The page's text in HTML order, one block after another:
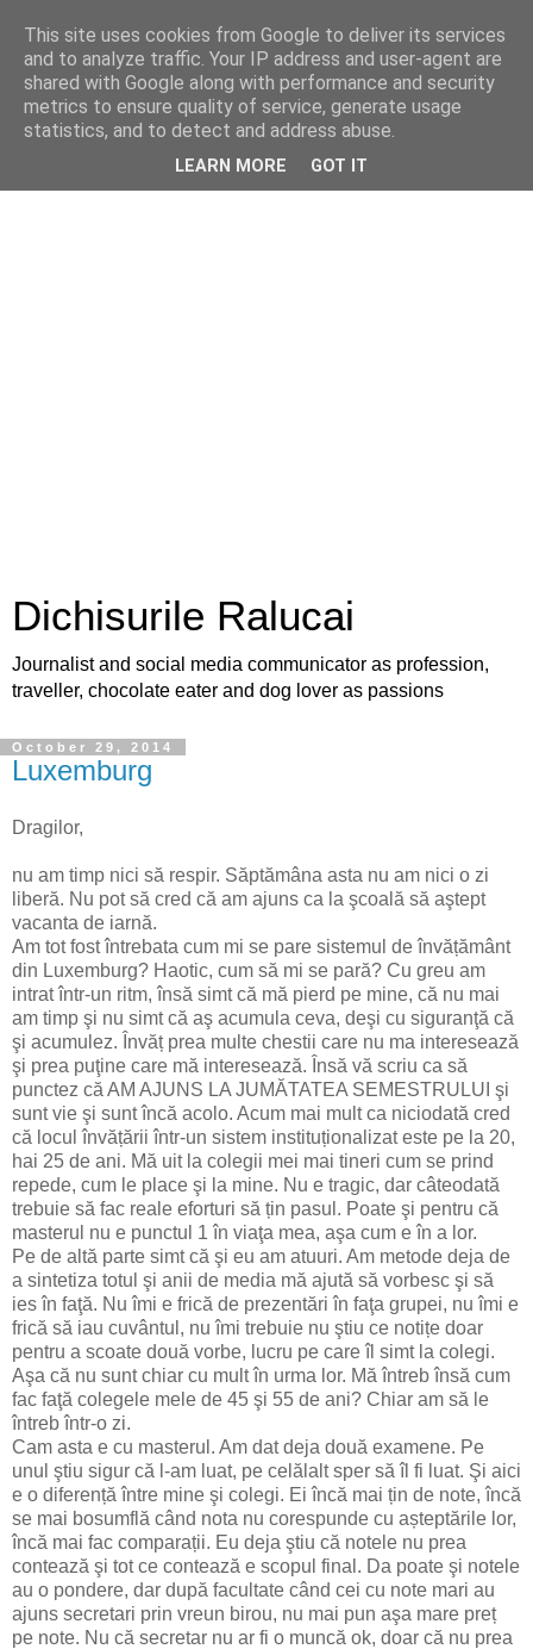
Dichisurile Ralucai
Journalist and social media communicator as profession,
traveller, chocolate eater and dog lover as passions
October 29, 2014
Luxemburg
Dragilor,
nu am timp nici să respir. Săptămâna asta nu am nici o zi
liberă. Nu pot să cred că am ajuns ca la şcoală să aştept
vacanta de iarnă.
Am tot fost întrebata cum mi se pare sistemul de învățământ
din Luxemburg? Haotic, cum să mi se pară? Cu greu am
intrat într-un ritm, însă simt că mă pierd pe mine, că nu mai
am timp şi nu simt că aş acumula ceva, deşi cu siguranţă că
şi acumulez. Învăț prea multe chestii care nu ma interesează
şi prea puţine care mă interesează. Însă vă scriu ca să
punctez că AM AJUNS LA JUMĂTATEA SEMESTRULUI şi
sunt vie şi sunt încă acolo. Acum mai mult ca niciodată cred
că locul învățării într-un sistem instituționalizat este pe la 20,
hai 25 de ani. Mă uit la colegii mei mai tineri cum se prind
repede, cum le place şi la mine. Nu e tragic, dar câteodată
trebuie să fac reale eforturi să țin pasul. Poate şi pentru că
masterul nu e punctul 1 în viaţa mea, aşa cum e în a lor.
Pe de altă parte simt că şi eu am atuuri. Am metode deja de
a sintetiza totul şi anii de media mă ajută să vorbesc şi să
ies în faţă. Nu îmi e frică de prezentări în faţa grupei, nu îmi e
frică să iau cuvântul, nu îmi trebuie nu ştiu ce notițe doar
pentru a scoate două vorbe, lucru pe care îl simt la colegi.
Aşa că nu sunt chiar cu mult în urma lor. Mă întreb însă cum
fac faţă colegele mele de 45 şi 55 de ani? Chiar am să le
întreb într-o zi.
Cam asta e cu masterul. Am dat deja două examene. Pe
unul ştiu sigur că l-am luat, pe celălalt sper să îl fi luat. Şi aici
e o diferență între mine şi colegi. Ei încă mai țin de note, încă
se mai bosumflă când nota nu corespunde cu așteptările lor,
încă mai fac comparații. Eu deja ştiu că notele nu prea
contează şi tot ce contează e scopul final. Da poate şi notele
au o pondere, dar după facultate când cei cu note mari au
ajuns secretari prin vreun birou, nu mai pun aşa mare preț
pe note. Nu că secretar nu ar fi o muncă ok, doar că nu prea
This site uses cookies from Google to deliver its services
and to analyze traffic. Your IP address and user-agent are
shared with Google along with performance and security
metrics to ensure quality of service, generate usage
statistics, and to detect and address abuse.
LEARN MORE GOT IT